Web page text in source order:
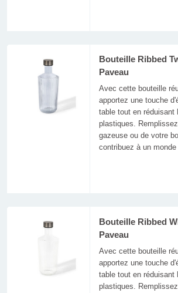
Bouteille Ribbed
Paveau
Avec cette bouteille
apportez une touche
table tout en réduisant
plastiques.
gazeuse ou de votre
contribuez à un
Bouteille Ribbed
Paveau
Avec cette bouteille
apportez une touche
table tout en réduisant
plastiques.